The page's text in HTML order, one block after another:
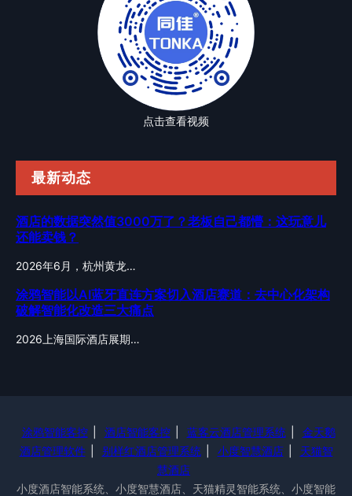
点击查看视频
最新动态
酒店的数据突然值3000万了？老板自己都懵：这玩意儿
还能卖钱？
2026年6月，杭州黄龙…
涂鸦智能以AI蓝牙直连方案切入酒店赛道：去中心化架构
破解智能化改造三大痛点
2026上海国际酒店展期…
涂鸦智能客控 酒店智能客控 蓝客云酒店管理系统
金天鹅
酒店管理软件
别样红酒店管理系统 小度智慧酒店
天猫智
慧酒店
小度酒店智能系统、小度智慧酒店、天猫精灵智能系统、小度智能